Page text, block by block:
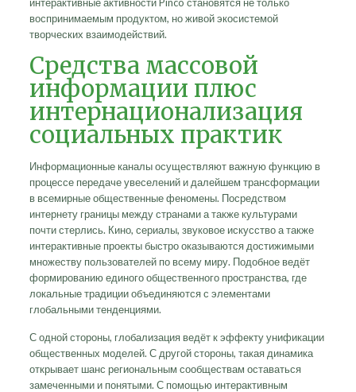
воспринимаемым продуктом, но живой экосистемой
творческих взаимодействий.
Средства массовой
информации плюс
интернационализация
социальных практик
Информационные каналы осуществляют важную функцию в
процессе передаче увеселений и далейшем трансформации
в всемирные общественные феномены. Посредством
интернету границы между странами а также культурами
почти стерлись. Кино, сериалы, звуковое искусство а также
интерактивные проекты быстро оказываются достижимыми
множеству пользователей по всему миру. Подобное ведёт
формированию единого общественного пространства, где
локальные традиции объединяются с элементами
глобальными тенденциями.
С одной стороны, глобализация ведёт к эффекту унификации
общественных моделей. С другой стороны, такая динамика
открывает шанс региональным сообществам оставаться
замеченными и понятыми. С помощью интерактивным